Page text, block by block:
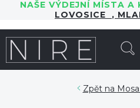
NAŠE VÝDEJNÍ MÍSTA A
LOVOSICE ,